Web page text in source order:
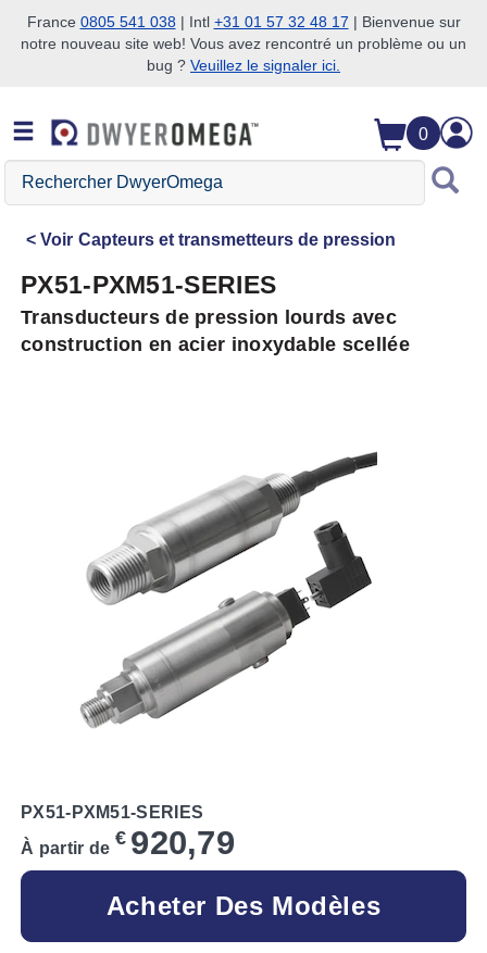
Passer à la recherche
Passer au contenu principal
Passer à la navigation
France 0805 541 038| Intl +31 01 57 32 48 17 | Bienvenue sur
notre nouveau site web! Vous avez rencontré un problème ou un
bug ? Veuillez le signaler ici.
0
Rechercher
DwyerOmega
Voir Capteurs et transmetteurs de pression
PX51-PXM51-SERIES
Transducteurs de pression lourds avec
construction en acier inoxydable scellée
PX51-PXM51-SERIES
À partir de € 920,79
Acheter Des Modèles